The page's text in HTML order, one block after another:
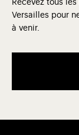
Recevez tous
Versailles pour
à venir.